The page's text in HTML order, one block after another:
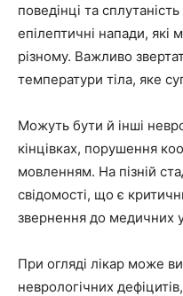
поведінці та
епілептичні напади,
різному. Важливо
температури тіла, яке
Можуть бути й інші
кінцівках, порушення
мовленням. На пізній
свідомості, що є
звернення до медичних
При огляді лікар може
неврологічних